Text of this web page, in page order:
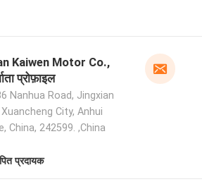
Kaiwen Motor Co.,
प्रोफ़ाइल
Nanhua Road, Jingxian
City, Anhui
China, 242599. ,China
प्रदायक